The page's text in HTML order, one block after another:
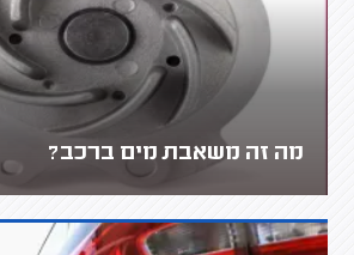
מה זה משאבת מים ברכב?